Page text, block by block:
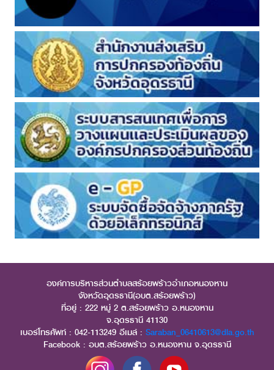
องค์การบริหารส่วนตำบลสร้อยพร้าวอำเภอหนองหาน
จังหวัดอุดรธานี(อบต.สร้อยพร้าว)
ที่อยู่ : 222 หมู่ 2 ต.สร้อยพร้าว อ.หนองหาน
จ.อุดรธานี 41130
เบอร์โทรศัพท์ : 042-113249 อีเมล์ : Saraban_06410613@dla.go.th
Facebook : อบต.สร้อยพร้าว อ.หนองหาน จ.อุดรธานี